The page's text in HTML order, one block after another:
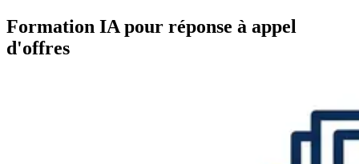
Formation IA pour réponse à appel
d'offres